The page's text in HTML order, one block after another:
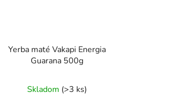
Yerba maté Vakapi Energia
Guarana 500g
Skladom (>3 ks)